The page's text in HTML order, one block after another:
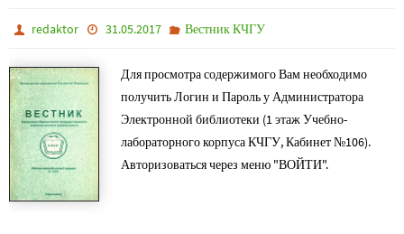
redaktor 31.05.2017 Вестник КЧГУ
Для просмотра содержимого Вам необходимо
получить Логин и Пароль у Администратора
Электронной библиотеки (1 этаж Учебно-
лабораторного корпуса КЧГУ, Кабинет №106).
Авторизоваться через меню "ВОЙТИ".